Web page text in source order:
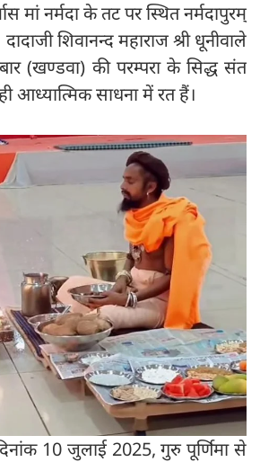
मां नर्मदा के तट पर स्थित नर्मदापुरम्
शिवानन्द महाराज श्री धूनीवाले
(खण्डवा) की परम्परा के सिद्ध संत
आध्यात्मिक साधना में रत हैं।
10 जुलाई 2025, गुरु पूर्णिमा से